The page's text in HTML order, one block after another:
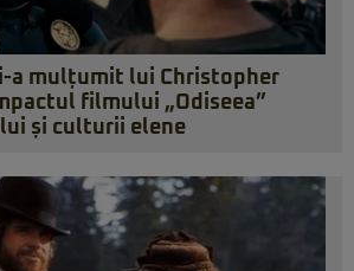
i-a mulțumit lui Christopher
filmului „Odiseea”
și culturii elene